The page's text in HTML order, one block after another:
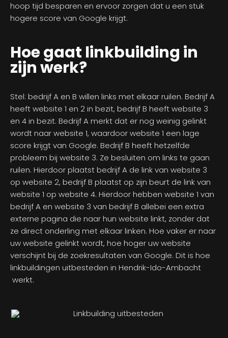
hoop tijd besparen en ervoor zorgen dat u een stuk
hogere score van Google krijgt.
Hoe gaat linkbuilding in
zijn werk?
Stel: bedrijf A en B willen links met elkaar ruilen. Bedrijf A
heeft website 1 en 2 in bezit, bedrijf B heeft website 3
en 4 in bezit. Bedrijf A merkt dat er nog weinig gelinkt
wordt naar website 1, waardoor website 1 een lage
score krijgt van Google. Bedrijf B heeft hetzelfde
probleem bij website 3. Ze besluiten om links te gaan
ruilen. Hierdoor plaatst bedrijf A de link van website 3
op website 2, bedrijf B plaatst op zijn beurt de link van
website 1 op website 4. Hierdoor hebben website 1 van
bedrijf A en website 3 van bedrijf B allebei een extra
externe pagina die naar hun website linkt, zonder dat
ze direct onderling met elkaar linken. Hoe vaker er naar
uw website gelinkt wordt, hoe hoger uw website
verschijnt bij de zoekresultaten van Google. Dit is hoe
linkbuildingen uitbesteden in Hendrik-Ido-Ambacht
werkt.